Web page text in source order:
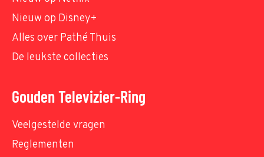
Nieuw op Disney+
Alles over Pathé Thuis
De leukste collecties
Gouden Televizier-Ring
Veelgestelde vragen
Reglementen